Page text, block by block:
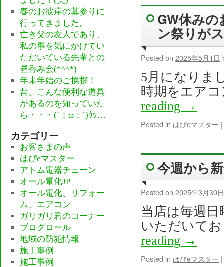
GW休み
ン祭りが
Posted on 2025年5月1日
5月になりま
時期をエア
reading →
Posted in はぴeマスター |
今週から
Posted on 2025年3月30日
当店は毎週
いただいて
reading →
Posted in はぴeマスター |
春のお彼岸の墓参りに
行ってきました。
亡き父の友人であり、
私の事を気にかけてい
ただいている先輩との
昼呑み会(*^^*)
年末年始のご挨拶！
昔、こんな便利な道具
があるのを知っていた
ら・・・(´；ω；`)ｳｯ…
カテゴリー
お客さまの声
はぴeマスター
アトム電器チェーン
オール電化JP
オール電化、リフォー
ム、エアコン
ガリガリ君のコーナー
ブログロール
地域の防犯情報
施工事例
施工事例